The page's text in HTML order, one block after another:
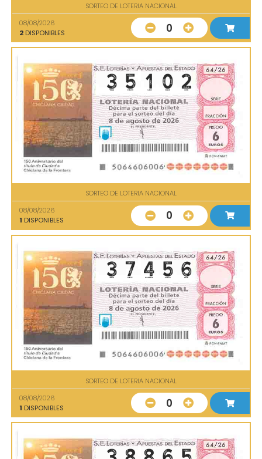
SORTEO DE LOTERIA NACIONAL
08/08/2026
2 DISPONIBLES 0
SORTEO DE LOTERIA NACIONAL
08/08/2026
1 DISPONIBLES 0
SORTEO DE LOTERIA NACIONAL
08/08/2026
1 DISPONIBLES 0